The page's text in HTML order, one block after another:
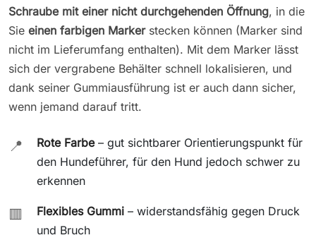
Schraube mit einer nicht durchgehenden Öffnung, in die
Sie einen farbigen Markerstecken können (Marker sind
nicht im Lieferumfang enthalten). Mit dem Marker lässt
sich der vergrabene Behälter schnell lokalisieren, und
dank seiner Gummiausführung ist er auch dann sicher,
wenn jemand darauf tritt.
📍 Rote Farbe– gut sichtbarer Orientierungspunkt für
den Hundeführer, für den Hund jedoch schwer zu
erkennen
🟥 Flexibles Gummi – widerstandsfähig gegen Druck
und Bruch